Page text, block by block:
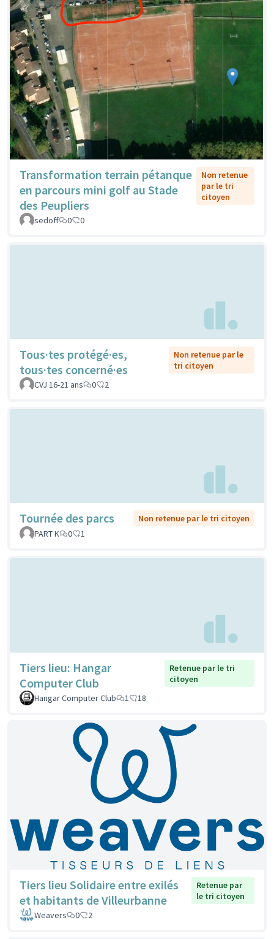
Transformation terrain pétanque
en parcours mini golf au Stade
des Peupliers
Non retenue
par le tri
citoyen
sedoff 0 0
Tous·tes protégé·es,
tous·tes concerné·es
Non retenue par le
tri citoyen
CVJ 16-21 ans
0 2
Tournée des parcs
Non retenue par le tri citoyen
PART K
0 1
Tiers lieu: Hangar
Computer Club
Retenue par le tri
citoyen
Hangar Computer Club
1 18
Tiers lieu Solidaire entre exilés
et habitants de Villeurbanne
Retenue par
le tri citoyen
Weavers
0 2